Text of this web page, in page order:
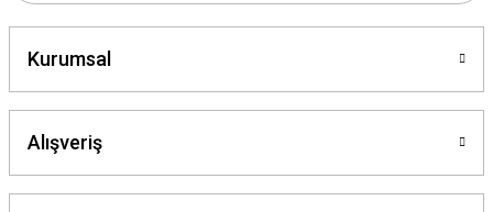
Kurumsal
Alışveriş